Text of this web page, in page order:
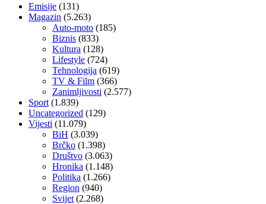
Emisije (131)
Magazin (5.263)
Auto-moto (185)
Biznis (833)
Kultura (128)
Lifestyle (724)
Tehnologija (619)
TV & Film (366)
Zanimljivosti (2.577)
Sport (1.839)
Uncategorized (129)
Vijesti (11.079)
BiH (3.039)
Brčko (1.398)
Društvo (3.063)
Hronika (1.148)
Politika (1.266)
Region (940)
Svijet (2.268)